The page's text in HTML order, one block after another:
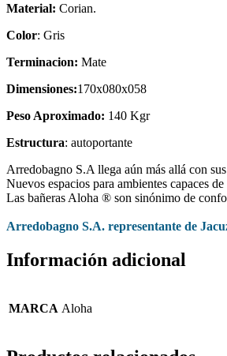
Material: Corian.
Color: Gris
Terminacion: Mate
Dimensiones:170x080x058
Peso Aproximado: 140 Kgr
Estructura: autoportante
Arredobagno S.A llega aún más allá con
Nuevos espacios para ambientes capaces
Las bañeras Aloha ® son sinónimo de
Arredobagno S.A. representante de
Información adicional
MARCA Aloha